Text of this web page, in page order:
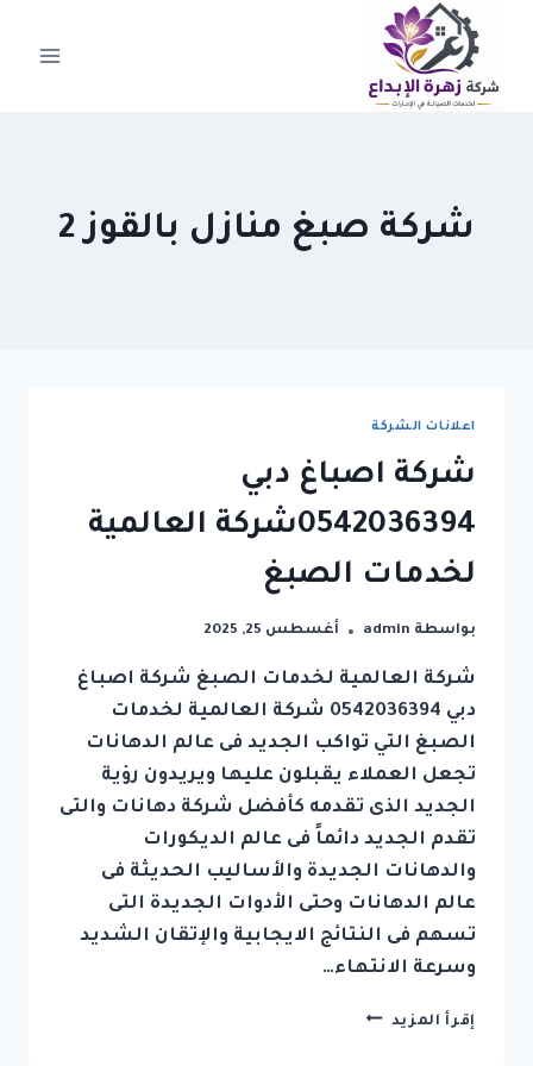
التجاوز
المحتوى
شركة صبغ منازل بالقوز 2
اعلانات الشركة
شركة اصباغ دبي
0542036394شركة العالمية
لخدمات الصبغ
بواسطة admin أغسطس 25, 2025
شركة العالمية لخدمات الصبغ شركة اصباغ
دبي 0542036394 شركة العالمية لخدمات
الصبغ التي تواكب الجديد فى عالم الدهانات
تجعل العملاء يقبلون عليها ويريدون رؤية
الجديد الذى تقدمه كأفضل شركة دهانات والتى
تقدم الجديد دائماً فى عالم الديكورات
والدهانات الجديدة والأساليب الحديثة فى
عالم الدهانات وحتى الأدوات الجديدة التى
تسهم فى النتائج الايجابية والإتقان الشديد
وسرعة الانتهاء…
إقرأ المزيد شركة